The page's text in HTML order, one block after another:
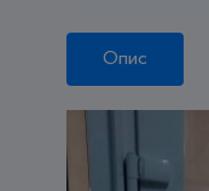
Опис